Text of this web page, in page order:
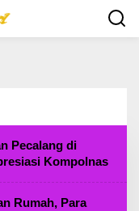
Pecalang di
Kompolnas
Rumah, Para